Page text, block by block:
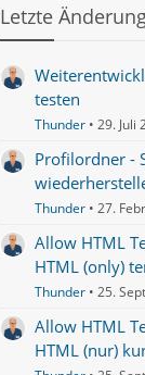
Letzte
testen
Thunder 29. Juli
Profilordner -
Thunder 27.
Allow HTML
HTML (only)
Thunder 25.
Allow HTML
HTML (nur)